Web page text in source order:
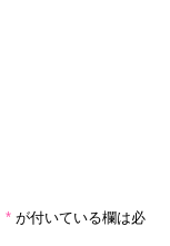
* が付いている欄は必